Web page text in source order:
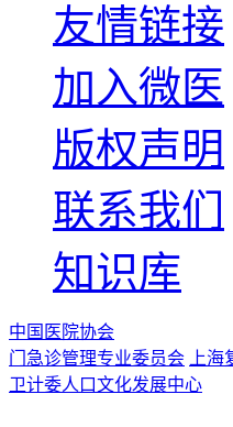
友情链接
加入微医
版权声明
联系我们
知识库
中国医院协会
门急诊管理专业委员会
上
卫计委人口文化发展中心